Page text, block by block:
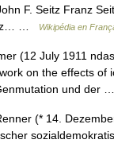
F. Seitz Franz
…
Wikipédia en
(12 July 1911
on the effects
und der
(* 14.